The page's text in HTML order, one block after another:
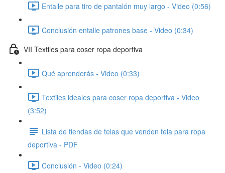
Entalle para tiro de pantalón muy largo - Video (0:56)
Conclusión entalle patrones base - Video (0:34)
VII Textiles para coser ropa deportiva
Qué aprenderás - Video (0:33)
Textiles ideales para coser ropa deportiva - Video
(3:52)
Lista de tiendas de telas que venden tela para ropa
deportiva - PDF
Conclusión - Video (0:24)